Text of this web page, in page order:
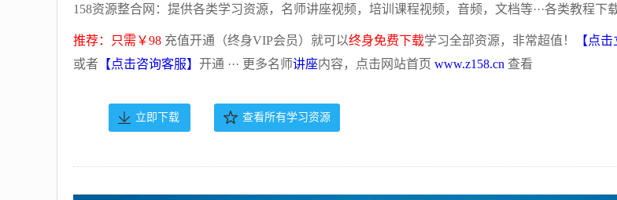
158资源整合网：提供各类学习资源，名师讲座视频，培训课程视频，音频，文档等···各类教程下
推荐：只需￥98 充值开通（终身VIP会员）就可以终身免费下载学习全部资源，非常超值！
【点
或者 【点击咨询客服】 开通 ··· 更多名师讲座内容，点击网站首页 www.z158.cn 查看
立即下载 查看所有学习资源